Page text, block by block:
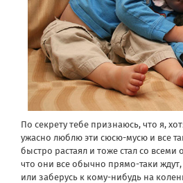
По секрету тебе признаюсь, что я,
ужасно люблю эти сюсю-мусю и все
быстро растаял и тоже стал со всеми
что они все обычно прямо-таки ждут,
или заберусь к кому-нибудь на